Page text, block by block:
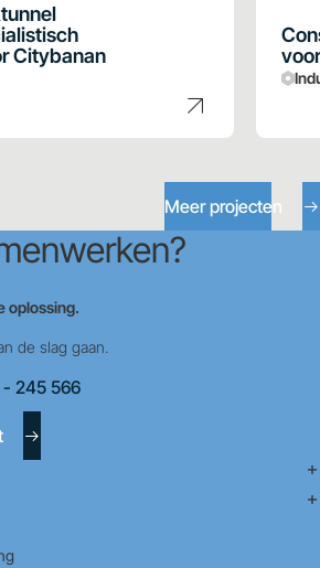
Citybanan
Meer projecten
oplossing.
de slag gaan.
- 245 566